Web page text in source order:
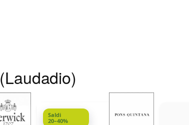
(Laudadio)
Saldi
20–40%